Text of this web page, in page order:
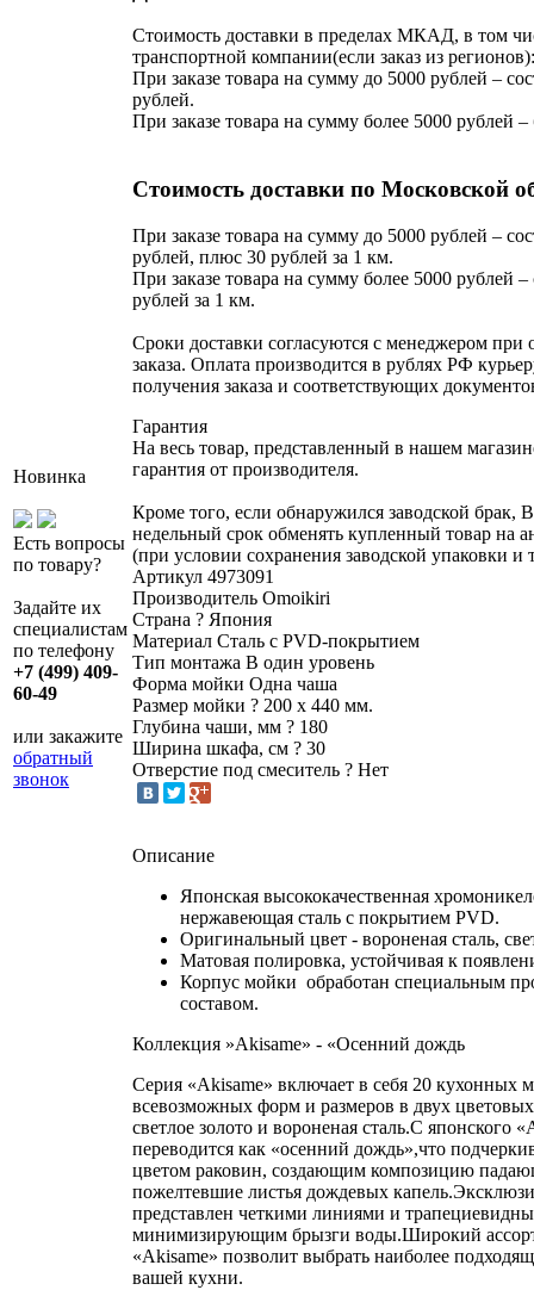
Новинка
Есть вопросы
по товару?
Задайте их
специалистам
по телефону
+7 (499) 409-
60-49
или закажите
обратный
звонок
Стоимость доставки в пределах МКАД, в том
транспортной компании(если заказ из регионов):
При заказе товара на сумму до 5000 рублей –
рублей.
При заказе товара на сумму более 5000 рублей –
Стоимость доставки по Московской
При заказе товара на сумму до 5000 рублей –
рублей, плюс 30 рублей за 1 км.
При заказе товара на сумму более 5000 рублей –
рублей за 1 км.
Сроки доставки согласуются с менеджером при
заказа. Оплата производится в рублях РФ
получения заказа и соответствующих
Гарантия
На весь товар, представленный в нашем
гарантия от производителя.
Кроме того, если обнаружился заводской брак,
недельный срок обменять купленный товар на
(при условии сохранения заводской упаковки и
Артикул 4973091
Производитель Omoikiri
Страна ? Япония
Материал Сталь с PVD-покрытием
Тип монтажа В один уровень
Форма мойки Одна чаша
Размер мойки ? 200 х 440 мм.
Глубина чаши, мм ? 180
Ширина шкафа, см ? 30
Отверстие под смеситель ? Нет
Описание
Японская высококачественная
нержавеющая сталь с покрытием PVD.
Оригинальный цвет - вороненая сталь,
Матовая полировка, устойчивая к
Корпус мойки обработан специальным
составом.
Коллекция »Akisame» - «Осенний дождь
Серия «Akisame» включает в себя 20 кухонных
всевозможных форм и размеров в двух
светлое золото и вороненая сталь.С японского
переводится как «осенний дождь»,что
цветом раковин, создающим композицию
пожелтевшие листья дождевых
представлен четкими линиями и
минимизирующим брызги воды.Широкий
«Akisame» позволит выбрать наиболее
вашей кухни.